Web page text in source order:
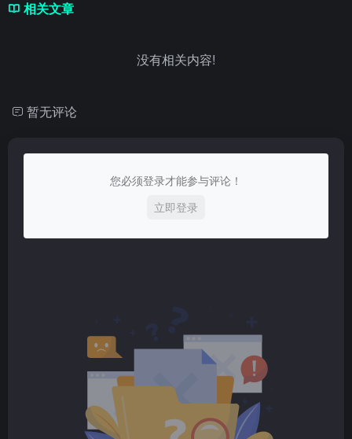
相关文章
没有相关内容!
暂无评论
您必须登录才能参与评论！
立即登录